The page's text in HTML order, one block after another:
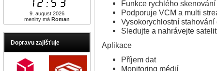
9. august 2026
meniny má Roman
Dopravu zajišťuje
Funkce rychlého
Podporuje VCM a multi
Vysokorychlostní stahování
Sledujte a nahrávejte
Aplikace
Příjem dat
Monitoring médií